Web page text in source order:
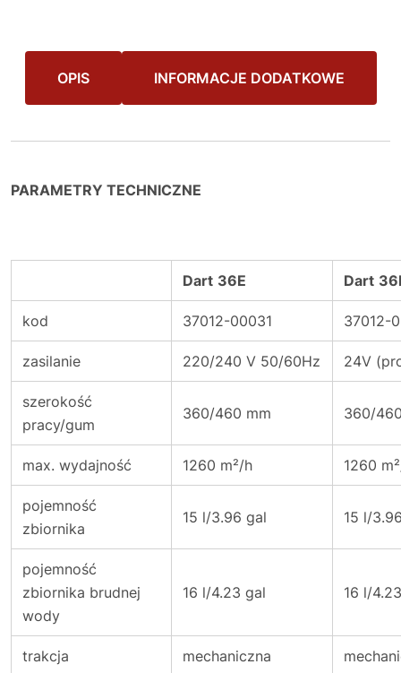
OPIS INFORMACJE DODATKOWE
PARAMETRY TECHNICZNE
Dart 36E Dart
kod 37012-00031 37012-
zasilanie 220/240 V 50/60Hz 24V
szerokość
pracy/gum
360/460 mm 360/
max. wydajność 1260 m²/h 1260
pojemność
zbiornika
15 l/3.96 gal 15 l/
pojemność
zbiornika brudnej
wody
16 l/4.23 gal 16 l/
trakcja mechaniczna